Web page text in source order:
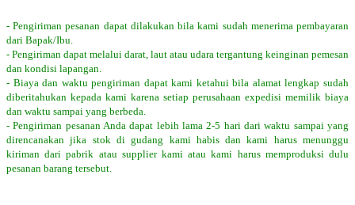
- Pengiriman pesanan dapat dilakukan bila kami sudah menerima pembayaran
dari Bapak/Ibu.
- Pengiriman dapat melalui darat, laut atau udara tergantung keinginan pemesan
dan kondisi lapangan.
- Biaya dan waktu pengiriman dapat kami ketahui bila alamat lengkap sudah
diberitahukan kepada kami karena setiap perusahaan expedisi memilik biaya
dan waktu sampai yang berbeda.
- Pengiriman pesanan Anda dapat lebih lama 2-5 hari dari waktu sampai yang
direncanakan jika stok di gudang kami habis dan kami harus menunggu
kiriman dari pabrik atau supplier kami atau kami harus memproduksi dulu
pesanan barang tersebut.